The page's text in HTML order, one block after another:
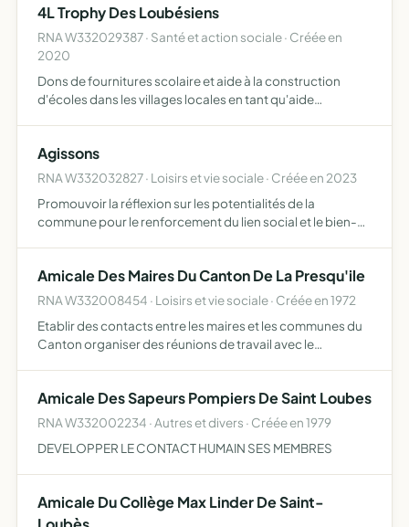
4L Trophy Des Loubésiens
RNA W332029387 · Santé et action sociale · Créée en
2020
Dons de fournitures scolaire et aide à la construction
d'écoles dans les villages locales en tant qu'aide
Agissons
RNA W332032827 · Loisirs et vie sociale · Créée en 2023
Promouvoir la réflexion sur les potentialités de la
commune pour le renforcement du lien social et le bien-
Amicale Des Maires Du Canton De La Presqu'ile
RNA W332008454 · Loisirs et vie sociale · Créée en 1972
Etablir des contacts entre les maires et les communes du
Canton organiser des réunions de travail avec le
des su…
Amicale Des Sapeurs Pompiers De Saint Loubes
RNA W332002234 · Autres et divers · Créée en 1979
DEVELOPPER LE CONTACT HUMAIN SES MEMBRES
Amicale Du Collège Max Linder De Saint-